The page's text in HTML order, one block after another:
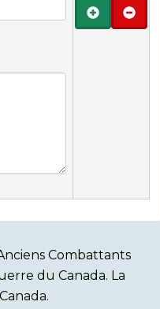
AjouterRetirer
Combattants
du Canada. La